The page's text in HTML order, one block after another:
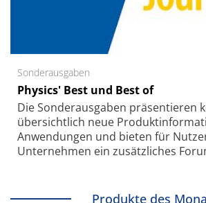
Sonderausgaben
Physics' Best und Best of
Die Sonder­ausgaben präsentieren
übersichtlich neue
Anwendungen und bieten für
Unternehmen ein zusätzliches
Produkte des